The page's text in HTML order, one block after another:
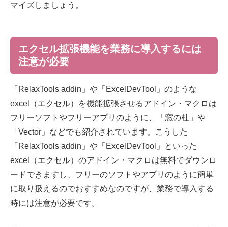
マイズしましょう。
エクセル拡張機能を業務に導入するには
注意が必要
「RelaxTools addin」や「ExcelDevTool」のような
excel（エクセル）を機能拡張させるアドイン・マクロは
フリーソフトやフリーアプリのように、「窓の杜」や
「Vector」などでも紹介されています。こうした
「RelaxTools addin」や「ExcelDevTool」といった
excel（エクセル）のアドイン・マクロは無料でダウンロ
ードできますし、フリーのソフトやアプリのように簡単
に取り扱えるのでおすすめなのですが、業務で導入する
時には注意が必要です。